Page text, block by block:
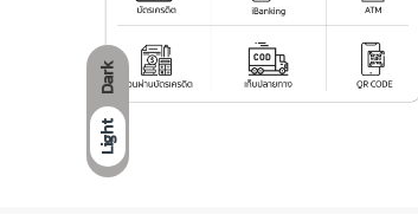
Dark
Light